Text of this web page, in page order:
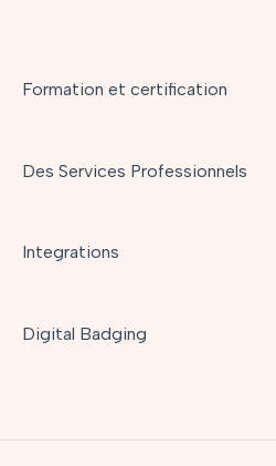
Formation et certification
Des Services Professionnels
Integrations
Digital Badging